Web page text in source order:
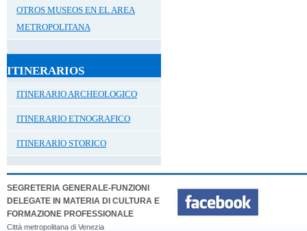
OTROS MUSEOS EN EL AREA
METROPOLITANA
ITINERARIOS
ITINERARIO ARCHEOLOGICO
ITINERARIO ETNOGRAFICO
ITINERARIO STORICO
SEGRETERIA GENERALE-FUNZIONI
DELEGATE IN MATERIA DI CULTURA E
FORMAZIONE PROFESSIONALE
Città metropolitana di Venezia